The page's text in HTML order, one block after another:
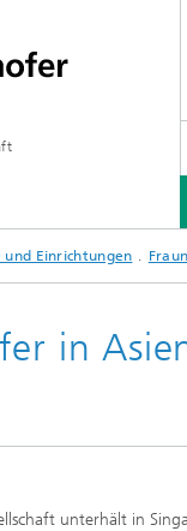
Einrichtungen
in
unterhält in